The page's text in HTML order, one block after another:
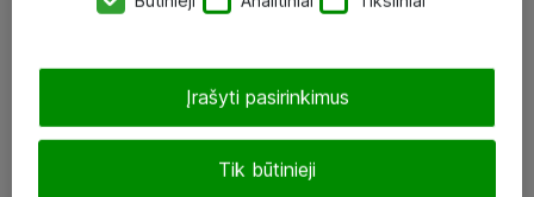
Tik būtinieji
Įrašyti pasirinkimus